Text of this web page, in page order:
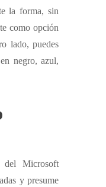
la forma, sin
como opción
lado, puedes
negro, azul,
Microsoft
y presume